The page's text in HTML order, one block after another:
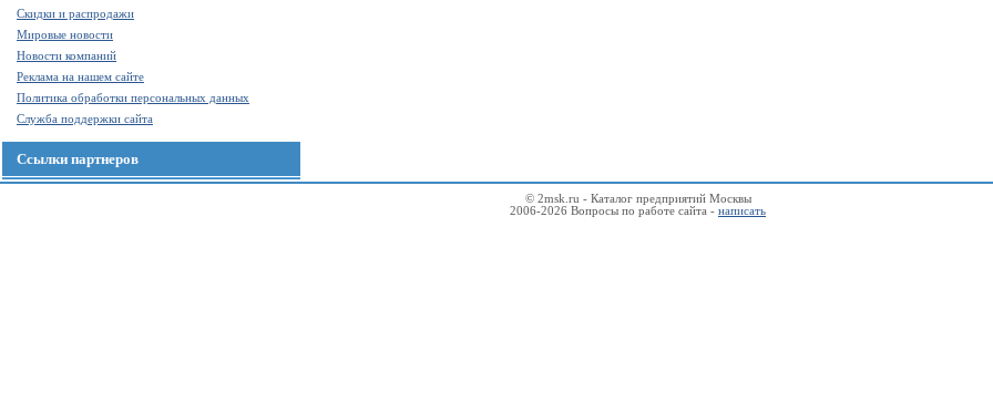
Скидки и распродажи
Мировые новости
Новости компаний
Реклама на нашем сайте
Политика обработки персональных данных
Служба поддержки сайта
Ссылки партнеров
© 2msk.ru - Каталог предприятий Москвы
2006-2026 Вопросы по работе сайта - написать